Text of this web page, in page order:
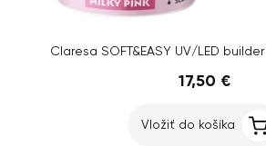
17,50 €
Vložiť do košíka